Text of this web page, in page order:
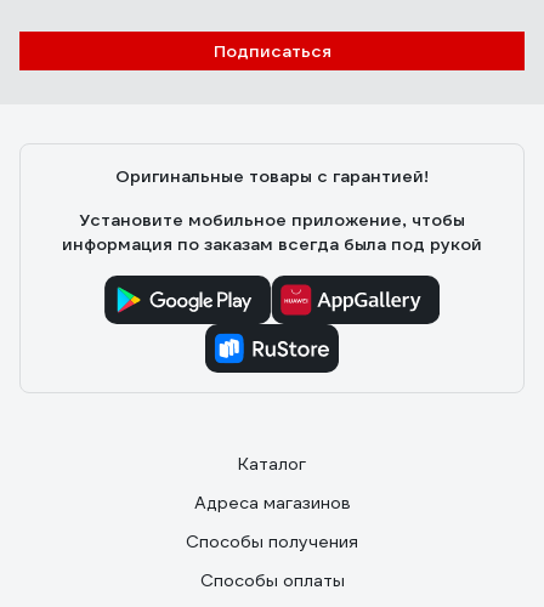
Подписаться
Оригинальные товары с гарантией!
Установите мобильное приложение, чтобы
информация по заказам всегда была под рукой
Каталог
Адреса магазинов
Способы получения
Способы оплаты